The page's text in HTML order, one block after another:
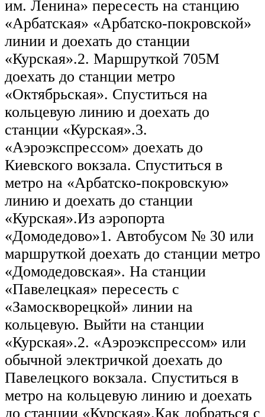
им. Ленина» пересесть на станцию
«Арбатская» «Арбатско-покровской»
линии и доехать до станции
«Курская».2. Маршруткой 705М
доехать до станции метро
«Октябрьская». Спуститься на
кольцевую линию и доехать до
станции «Курская».3.
«Аэроэкспрессом» доехать до
Киевского вокзала. Спуститься в
метро на «Арбатско-покровскую»
линию и доехать до станции
«Курская».Из аэропорта
«Домодедово»1. Автобусом № 30 или
маршруткой доехать до станции метро
«Домодедовская». На станции
«Павелецкая» пересесть с
«Замоскворецкой» линии на
кольцевую. Выйти на станции
«Курская».2. «Аэроэкспрессом» или
обычной электричкой доехать до
Павелецкого вокзала. Спуститься в
метро на кольцевую линию и доехать
до станции «Курская».Как добраться с